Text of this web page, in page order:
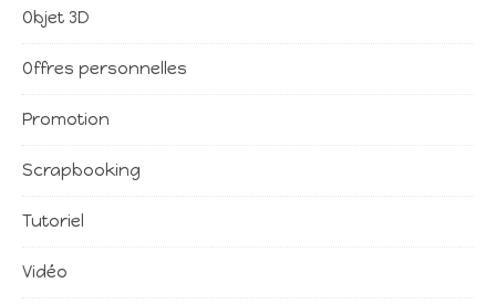
Objet 3D
Offres personnelles
Promotion
Scrapbooking
Tutoriel
Vidéo